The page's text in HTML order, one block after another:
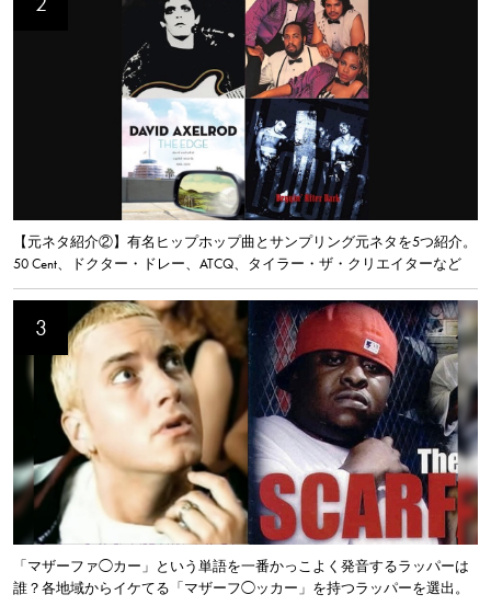
【元ネタ紹介②】有名ヒップホップ曲とサンプリング元ネタを5つ紹介。
50 Cent、ドクター・ドレー、ATCQ、タイラー・ザ・クリエイターなど
「マザーファ◯カー」という単語を一番かっこよく発音するラッパーは
誰？各地域からイケてる「マザーフ◯ッカー」を持つラッパーを選出。